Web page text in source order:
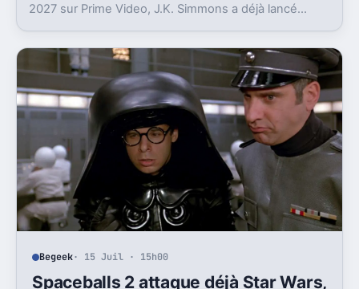
2027 sur Prime Video, J.K. Simmons a déjà lancé
Begeek· 15 Juil · 15h00
Spaceballs 2 attaque déjà Star Wars,